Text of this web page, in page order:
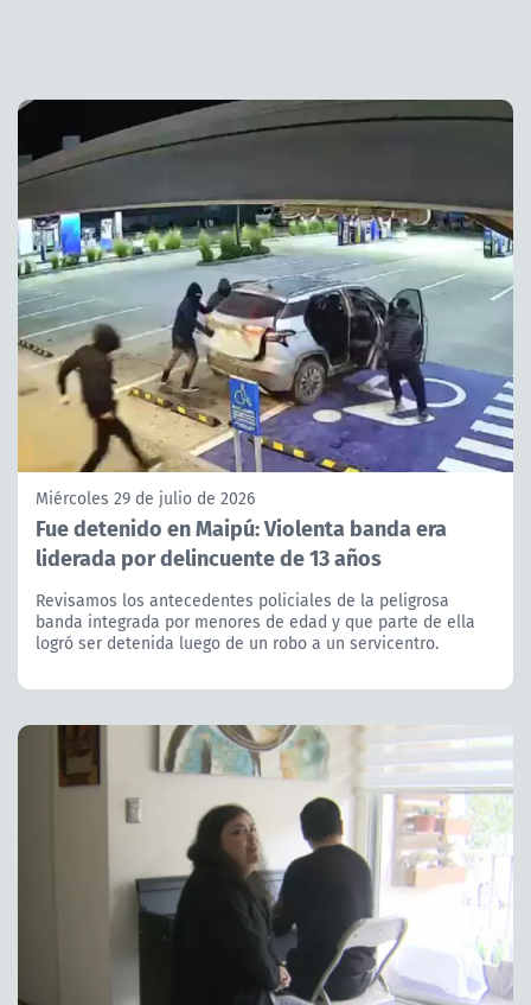
Miércoles 29 de julio de 2026
Fue detenido en Maipú: Violenta banda era
liderada por delincuente de 13 años
Revisamos los antecedentes policiales de la peligrosa
banda integrada por menores de edad y que parte de ella
logró ser detenida luego de un robo a un servicentro.